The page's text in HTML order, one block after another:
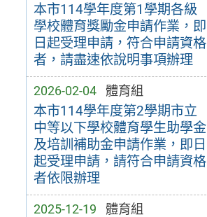
本市114學年度第1學期各級
學校體育獎勵金申請作業，即
日起受理申請，符合申請資格
者，請盡速依說明事項辦理
2026-02-04 體育組
本市114學年度第2學期市立
中等以下學校體育學生助學金
及培訓補助金申請作業，即日
起受理申請，請符合申請資格
者依限辦理
2025-12-19 體育組